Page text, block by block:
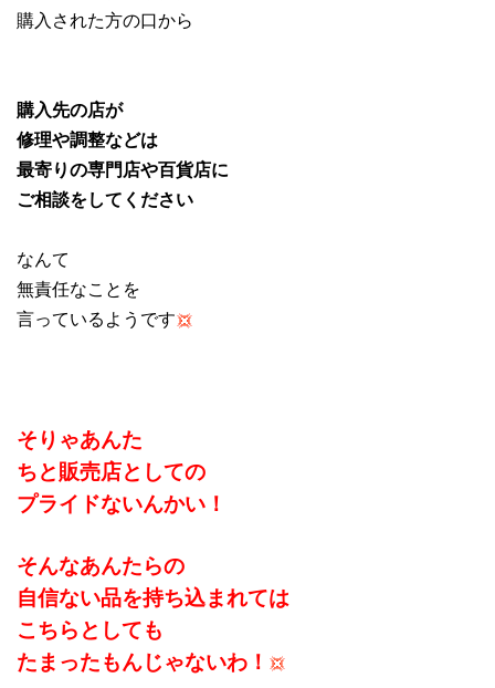
購入された方の口から
購入先の店が
修理や調整などは
最寄りの専門店や百貨店に
ご相談をしてください
なんて
無責任なことを
言っているようです
そりゃあんた
ちと販売店としての
プライドないんかい！
そんなあんたらの
自信ない品を持ち込まれては
こちらとしても
たまったもんじゃないわ！